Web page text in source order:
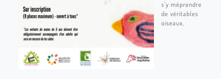
s’y méprendre
de véritables
oiseaux,